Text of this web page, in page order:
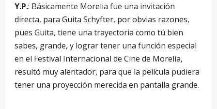
Y.P.: Básicamente Morelia fue una invitación
directa, para Guita Schyfter, por obvias razones,
pues Guita, tiene una trayectoria como tú bien
sabes, grande, y lograr tener una función especial
en el Festival Internacional de Cine de Morelia,
resultó muy alentador, para que la película pudiera
tener una proyección merecida en pantalla grande.